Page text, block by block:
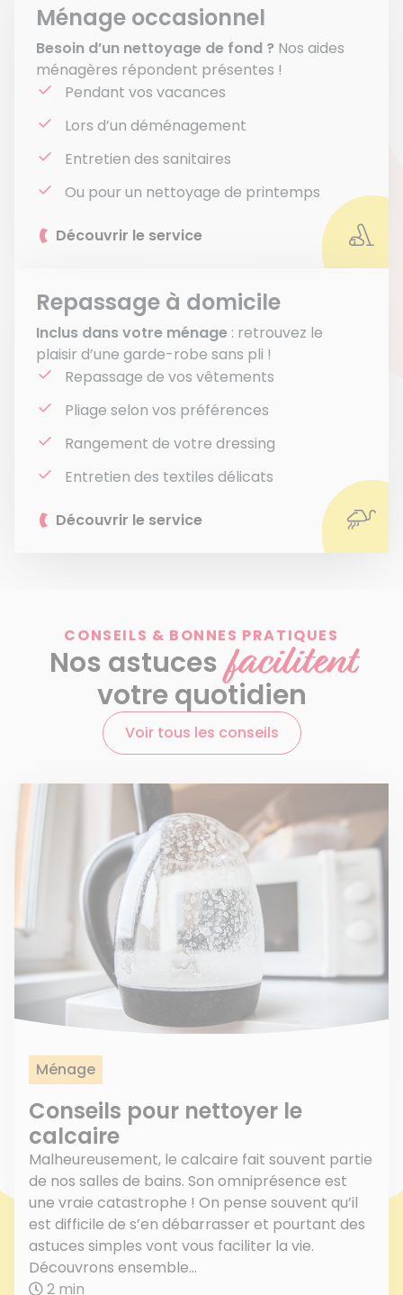
Ménage occasionnel
Besoin d’un nettoyage de fond ? Nos aides
ménagères répondent présentes !
Pendant vos vacances
Lors d’un déménagement
Entretien des sanitaires
Ou pour un nettoyage de printemps
Découvrir le service
Repassage à domicile
Inclus dans votre ménage : retrouvez le
plaisir d’une garde-robe sans pli !
Repassage de vos vêtements
Pliage selon vos préférences
Rangement de votre dressing
Entretien des textiles délicats
Découvrir le service
CONSEILS & BONNES PRATIQUES
Nos astucesfacilitent
votre quotidien
Voir tous les conseils
Ménage
Conseils pour nettoyer le
calcaire
Malheureusement, le calcaire fait souvent partie
de nos salles de bains. Son omniprésence est
une vraie catastrophe ! On pense souvent qu’il
est difficile de s’en débarrasser et pourtant des
astuces simples vont vous faciliter la vie.
Découvrons ensemble...
2 min